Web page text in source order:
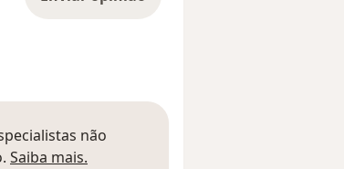
não
Saiba mais.